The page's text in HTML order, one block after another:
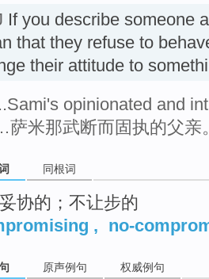
If you describe someone
that they refuse to
their attitude to
opinionated and
萨米那武断而固执的父亲
同根词
协的；不让步的
, no-
原声例句 权威例句